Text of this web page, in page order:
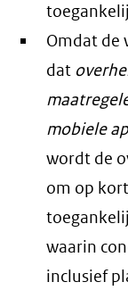
Omdat de
dat
mobiele
wordt de
om op
waarin
inclusief